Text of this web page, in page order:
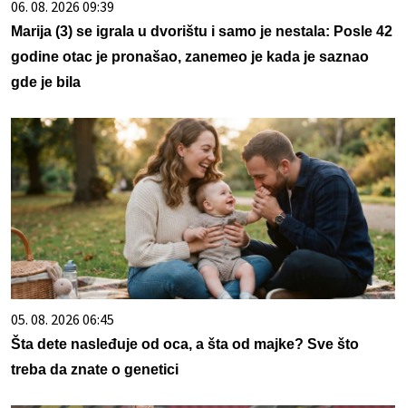
06. 08. 2026 09:39
Marija (3) se igrala u dvorištu i samo je nestala: Posle 42
godine otac je pronašao, zanemeo je kada je saznao
gde je bila
05. 08. 2026 06:45
Šta dete nasleđuje od oca, a šta od majke? Sve što
treba da znate o genetici